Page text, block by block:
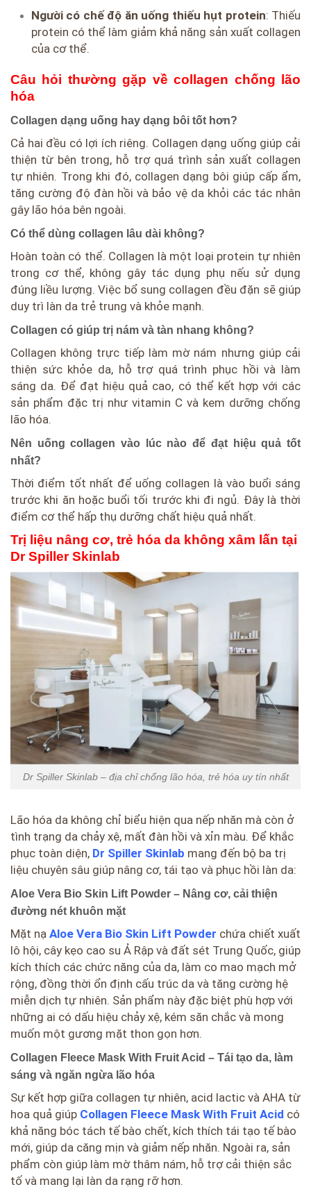
Người có chế độ ăn uống thiếu hụt protein: Thiếu
protein có thể làm giảm khả năng sản xuất collagen
của cơ thể.
Câu hỏi thường gặp về collagen chống lão
hóa
Collagen dạng uống hay dạng bôi tốt hơn?
Cả hai đều có lợi ích riêng. Collagen dạng uống giúp cải
thiện từ bên trong, hỗ trợ quá trình sản xuất collagen
tự nhiên. Trong khi đó, collagen dạng bôi giúp cấp ẩm,
tăng cường độ đàn hồi và bảo vệ da khỏi các tác nhân
gây lão hóa bên ngoài.
Có thể dùng collagen lâu dài không?
Hoàn toàn có thể. Collagen là một loại protein tự nhiên
trong cơ thể, không gây tác dụng phụ nếu sử dụng
đúng liều lượng. Việc bổ sung collagen đều đặn sẽ giúp
duy trì làn da trẻ trung và khỏe mạnh.
Collagen có giúp trị nám và tàn nhang không?
Collagen không trực tiếp làm mờ nám nhưng giúp cải
thiện sức khỏe da, hỗ trợ quá trình phục hồi và làm
sáng da. Để đạt hiệu quả cao, có thể kết hợp với các
sản phẩm đặc trị như vitamin C và kem dưỡng chống
lão hóa.
Nên uống collagen vào lúc nào để đạt hiệu quả tốt
nhất?
Thời điểm tốt nhất để uống collagen là vào buổi sáng
trước khi ăn hoặc buổi tối trước khi đi ngủ. Đây là thời
điểm cơ thể hấp thụ dưỡng chất hiệu quả nhất.
Trị liệu nâng cơ, trẻ hóa da không xâm lấn tại
Dr Spiller Skinlab
Dr Spiller Skinlab – địa chỉ chống lão hóa, trẻ hóa uy tín nhất
Lão hóa da không chỉ biểu hiện qua nếp nhăn mà còn ở
tình trạng da chảy xệ, mất đàn hồi và xỉn màu. Để khắc
phục toàn diện, Dr Spiller Skinlab mang đến bộ ba trị
liệu chuyên sâu giúp nâng cơ, tái tạo và phục hồi làn da:
Aloe Vera Bio Skin Lift Powder – Nâng cơ, cải thiện
đường nét khuôn mặt
Mặt nạ Aloe Vera Bio Skin Lift Powder chứa chiết xuất
lô hội, cây kẹo cao su Ả Rập và đất sét Trung Quốc, giúp
kích thích các chức năng của da, làm co mao mạch mở
rộng, đồng thời ổn định cấu trúc da và tăng cường hệ
miễn dịch tự nhiên. Sản phẩm này đặc biệt phù hợp với
những ai có dấu hiệu chảy xệ, kém săn chắc và mong
muốn một gương mặt thon gọn hơn.
Collagen Fleece Mask With Fruit Acid – Tái tạo da, làm
sáng và ngăn ngừa lão hóa
Sự kết hợp giữa collagen tự nhiên, acid lactic và AHA từ
hoa quả giúp Collagen Fleece Mask With Fruit Acid có
khả năng bóc tách tế bào chết, kích thích tái tạo tế bào
mới, giúp da căng mịn và giảm nếp nhăn. Ngoài ra, sản
phẩm còn giúp làm mờ thâm nám, hỗ trợ cải thiện sắc
tố và mang lại làn da rạng rỡ hơn.